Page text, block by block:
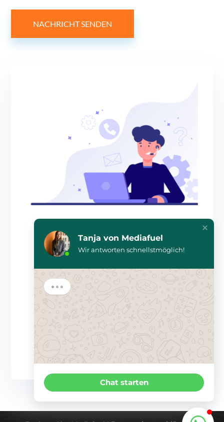
NACHRICHT SENDEN

Tanja von Mediafuel
Wir antworten schnellstmöglich!
Chat starten